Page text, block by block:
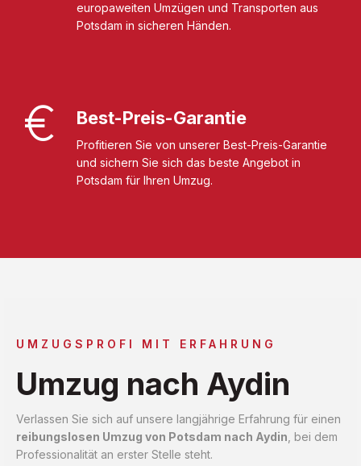
europaweiten Umzügen und Transporten aus
Potsdam in sicheren Händen.
Best-Preis-Garantie
Profitieren Sie von unserer Best-Preis-Garantie
und sichern Sie sich das beste Angebot in
Potsdam für Ihren Umzug.
UMZUGSPROFI MIT ERFAHRUNG
Umzug nach Aydin
Verlassen Sie sich auf unsere langjährige Erfahrung für einen
reibungslosen Umzug von Potsdam nach Aydin , bei dem
Professionalität an erster Stelle steht.